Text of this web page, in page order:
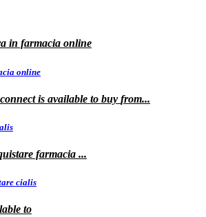
in farmacia online
online
is available to buy from...
farmacia ...
cialis
to